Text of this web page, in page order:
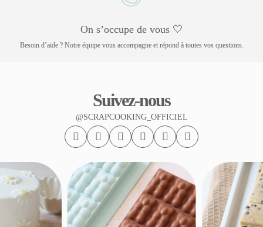
On s’occupe de vous 🤍
Besoin d’aide ? Notre équipe vous accompagne et répond à toutes vos questions.
Suivez-nous
@SCRAPCOOKING_OFFICIEL